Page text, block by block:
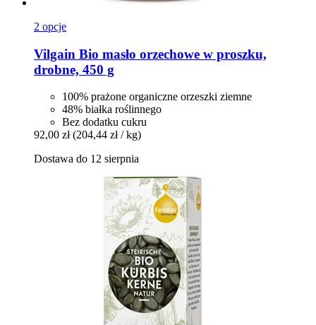
2 opcje
Vilgain Bio masło orzechowe w proszku,
drobne, 450 g
100% prażone organiczne orzeszki ziemne
48% białka roślinnego
Bez dodatku cukru
92,00 zł (204,44 zł / kg)
Dostawa do 12 sierpnia